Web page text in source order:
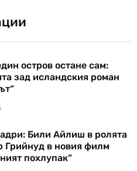
остров остане сам:
зад исландския роман
Били Айлиш в ролята
Грийнуд в новия филм
похлупак“